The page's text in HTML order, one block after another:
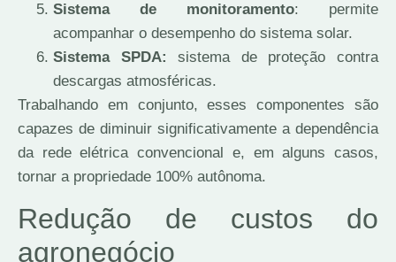
Sistema de monitoramento: permite
acompanhar o desempenho do sistema solar.
Sistema SPDA:sistema de proteção contra
descargas atmosféricas.
Trabalhando em conjunto, esses componentes são
capazes de diminuir significativamente a dependência
da rede elétrica convencional e, em alguns casos,
tornar a propriedade 100% autônoma.
Redução de custos do
agronegócio